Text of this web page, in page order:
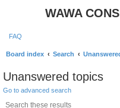
WAWA
FAQ
Board index Search
Unanswered topics
Go to advanced search